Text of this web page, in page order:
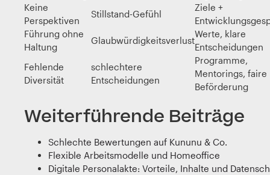
Keine
Perspektiven
Stillstand-Gefühl
Ziele +
Führung ohne
Haltung
Glaubwürdigkeitsverlust
Werte, klare
Entscheidungen
Fehlende
Diversität
schlechtere
Entscheidungen
Programme,
Mentorings, faire
Beförderung
Weiterführende Beiträge
Schlechte Bewertungen auf Kununu & Co.
Flexible Arbeitsmodelle und Homeoffice
Digitale Personalakte: Vorteile, Inhalte und